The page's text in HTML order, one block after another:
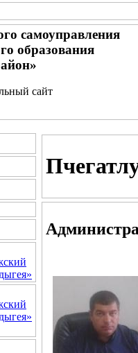
самоуправления
образования
сайт